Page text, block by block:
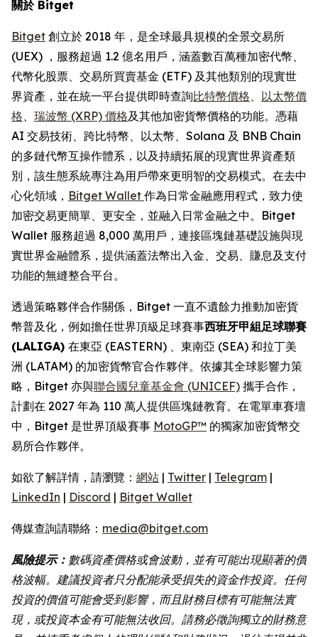
關於 Bitget
Bitget 創立於 2018 年，是全球最具規模的全景交易所
(UEX) ，服務超過 1.2 億名用戶，涵蓋數百萬種加密代幣、
代幣化股票、交易所買賣基金 (ETF) 及其他類別的現實世
界資產，並在統一平台提供即時查詢比特幣價格、 以太幣價
格、 瑞波幣 (XRP) 價格及其他加密貨幣價格的功能。憑藉
AI 交易技術、跨比特幣、以太幣、Solana 及 BNB Chain
的多鏈代幣互操作體系，以及持續拓展的現實世界資產類
別，該生態系統專注為用戶帶來更明智的交易模式。在去中
心化領域， Bitget Wallet 作為日常金融應用程式，致力使
加密交易更簡單、更安全，並融入日常金融之中。Bitget
Wallet 服務超過 8,000 萬用戶，連接區塊鏈基礎設施與現
實世界金融體系，提供涵蓋法幣出入金、交易、賺息及支付
功能的無縫整合平台。
透過策略夥伴合作關係，Bitget 一直不遺餘力推動加密貨
幣普及化，例如擔任世界頂級足球賽事西班牙甲組足球聯賽
(LALIGA) 在東亞 (EASTERN) 、東南亞 (SEA) 和拉丁美
洲 (LATAM) 的加密貨幣官合作夥伴。依據其全球影響力策
略，Bitget 亦與聯合國兒童基金會 (UNICEF) 攜手合作，
計劃在 2027 年為 110 萬人提供區塊鏈教育。在電單車賽壇
中，Bitget 是世界頂級賽事 MotoGP™ 的獨家加密貨幣交
易所合作夥伴。
如欲了解詳情，請瀏覽： 網站 | Twitter | Telegram |
LinkedIn | Discord | Bitget Wallet
傳媒查詢請聯絡： media@bitget.com
風險提示： 數碼資產價格或會波動，並有可能出現顯著的價
格波幅。建議投資者只分配能承受損失的資金作投資。任何
投資的價值可能會受到影響，而且財務目標有可能無法實
現，或投資本金有可能無法收回。請務必徵詢獨立的財務意